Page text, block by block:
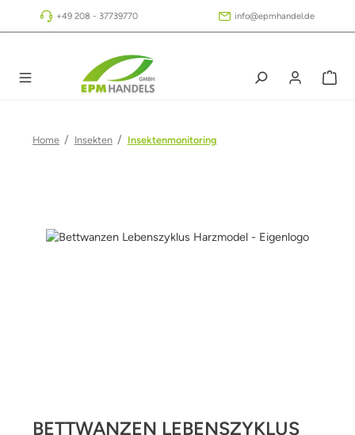
Zum Hauptinhalt springen
+49 208 - 37739770 info@epmhandel.de
Home / Insekten / Insektenmonitoring
Bildergalerie überspringen
BETTWANZEN LEBENSZYKLUS